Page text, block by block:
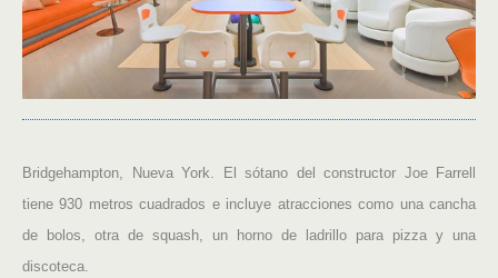
Bridgehampton, Nueva York. El sótano del constructor Joe Farrell
tiene 930 metros cuadrados e incluye atracciones como una cancha
de bolos, otra de squash, un horno de ladrillo para pizza y una
discoteca.